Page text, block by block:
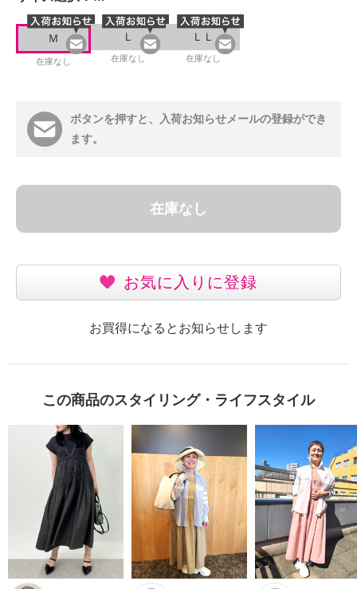
Ｍ
在庫なし
Ｌ
在庫なし
ＬＬ
在庫なし
ボタンを押すと、入荷お知らせメールの登録ができ
ます。
在庫なし
お気に入りに登録
お買得になるとお知らせします
この商品のスタイリング・ライフスタイル